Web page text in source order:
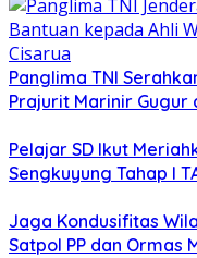
Panglima TNI
Prajurit Marinir Gugur
Pelajar SD Ikut
Sengkuyung Tahap I
Jaga Kondusifitas
Satpol PP dan Ormas